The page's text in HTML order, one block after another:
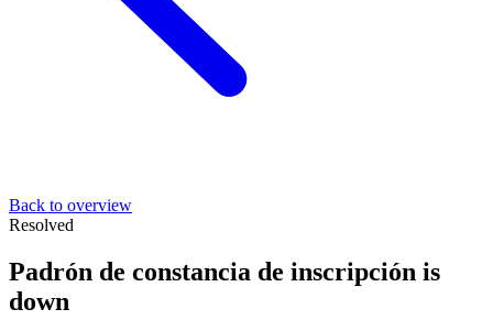
Back to overview
Resolved
Padrón de constancia de inscripción is
down